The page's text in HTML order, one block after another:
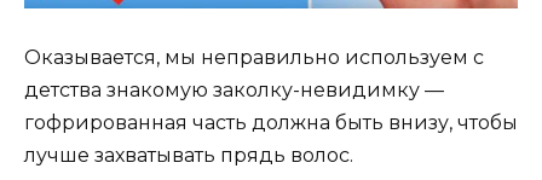
Оказывается, мы неправильно используем с
детства знакомую заколку-невидимку —
гофрированная часть должна быть внизу, чтобы
лучше захватывать прядь волос.